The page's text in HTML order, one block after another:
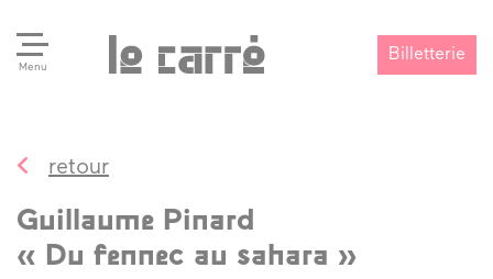
Menu
Billetterie
retour
Guillaume Pinard
« Du fennec au sahara »